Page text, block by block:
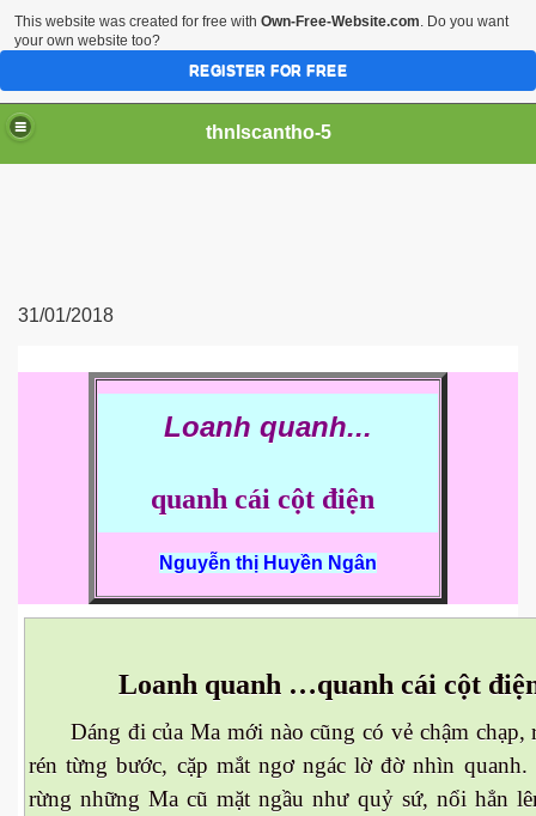
thnlscantho-5
31/01/2018
Loanh quanh...
quanh cái cột điện
Nguyễn thị Huyền Ngân
Loanh quanh …quanh cái cột
Dáng đi của Ma mới nào cũng có vẻ chậm chạp,
rén từng bước, cặp mắt ngơ ngác lờ đờ nhìn quanh.
rừng những Ma cũ mặt ngầu như quỷ sứ, nổi hẳn
This website was created for free with Own-Free-Website.com. Do you want
your own website too?
REGISTER FOR FREE